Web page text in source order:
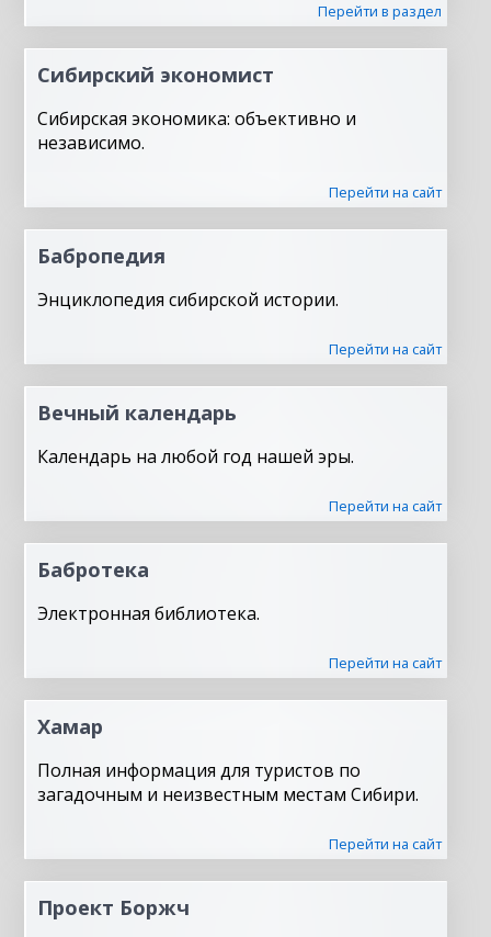
Перейти в раздел
Сибирский экономист
Сибирская экономика: объективно и
независимо.
Перейти на сайт
Бабропедия
Энциклопедия сибирской истории.
Перейти на сайт
Вечный календарь
Календарь на любой год нашей эры.
Перейти на сайт
Бабротека
Электронная библиотека.
Перейти на сайт
Хамар
Полная информация для туристов по
загадочным и неизвестным местам Сибири.
Перейти на сайт
Проект Боржч